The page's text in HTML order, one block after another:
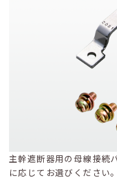
主幹遮断器用の母線接続
に応じてお選びください。